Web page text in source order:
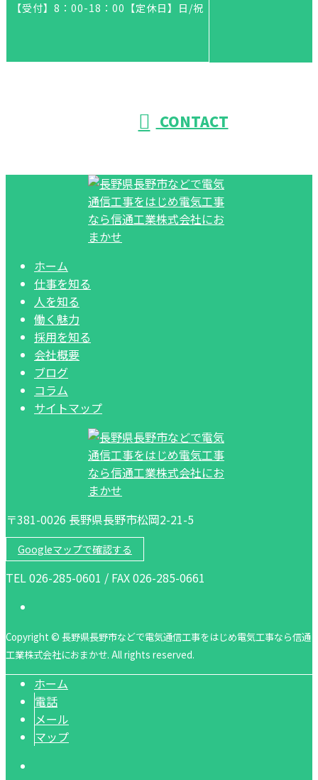
【受付】8：00-18：00【定休日】日/祝
CONTACT
ホーム
仕事を知る
人を知る
働く魅力
採用を知る
会社概要
ブログ
コラム
サイトマップ
〒381-0026 長野県長野市松岡2-21-5
Googleマップで確認する
TEL 026-285-0601 / FAX 026-285-0661
Copyright © 長野県長野市などで電気通信工事をはじめ電気工事なら信通
工業株式会社におまかせ. All rights reserved.
ホーム
電話
メール
マップ